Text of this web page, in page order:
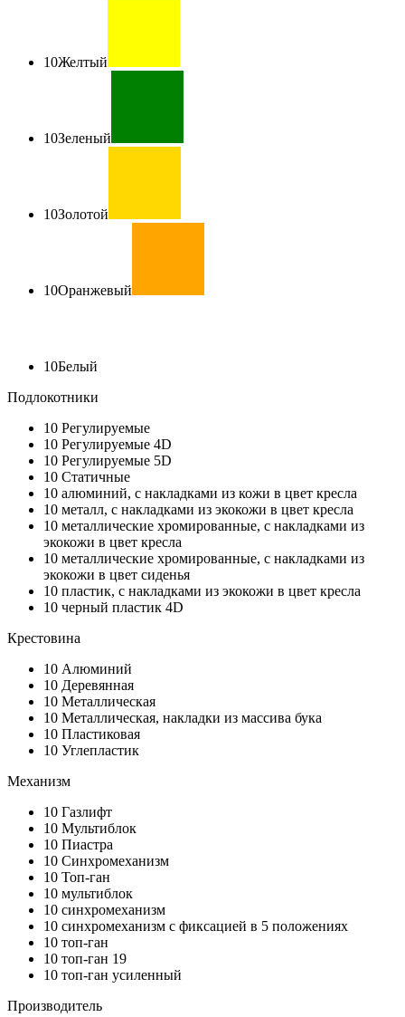
10Желтый
10Зеленый
10Золотой
10Оранжевый
10Белый
Подлокотники
10 Регулируемые
10 Регулируемые 4D
10 Регулируемые 5D
10 Статичные
10 алюминий, с накладками из кожи в цвет кресла
10 металл, с накладками из экокожи в цвет кресла
10 металлические хромированные, с накладками из
экокожи в цвет кресла
10 металлические хромированные, с накладками из
экокожи в цвет сиденья
10 пластик, с накладками из экокожи в цвет кресла
10 черный пластик 4D
Крестовина
10 Алюминий
10 Деревянная
10 Металлическая
10 Металлическая, накладки из массива бука
10 Пластиковая
10 Углепластик
Механизм
10 Газлифт
10 Мультиблок
10 Пиастра
10 Синхромеханизм
10 Топ-ган
10 мультиблок
10 синхромеханизм
10 синхромеханизм с фиксацией в 5 положениях
10 топ-ган
10 топ-ган 19
10 топ-ган усиленный
Производитель